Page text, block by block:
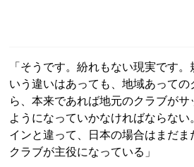
「そうです。紛れもない現実です
いう違いはあっても、地域あって
ら、本来であれば地元のクラブが
ようになっていかなければならな
インと違って、日本の場合はまだ
クラブが主役になっている」